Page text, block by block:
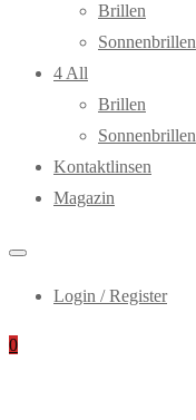
Brillen
Sonnenbrillen
4 All
Brillen
Sonnenbrillen
Kontaktlinsen
Magazin
Login / Register
0